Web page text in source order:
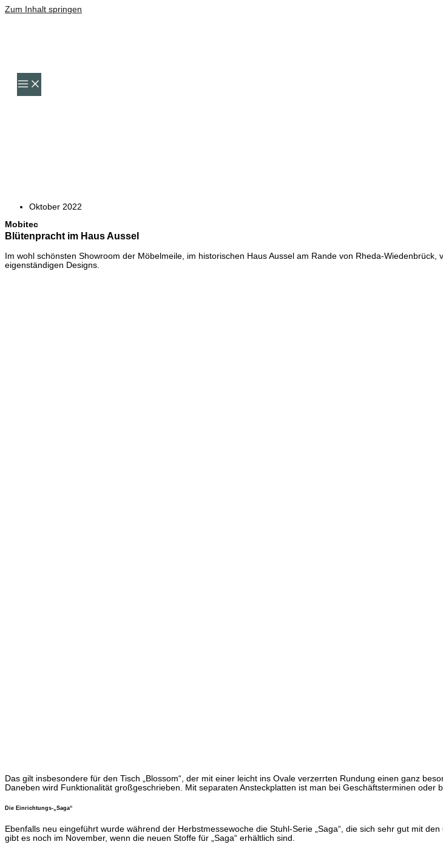
Zum Inhalt springen
Oktober 2022
Mobitec
Blütenpracht im Haus Aussel
Im wohl schönsten Showroom der Möbelmeile, im historischen Haus Aussel am Rande von Rheda-
eigenständigen Designs.
Das gilt insbesondere für den Tisch „Blossom“, der mit einer leicht ins Ovale verzerrten Rundung einen ganz
Daneben wird Funktionalität großgeschrieben. Mit separaten Ansteckplatten ist man bei Geschäftsterminen oder
Die Einrichtungs-„Saga“
Ebenfalls neu eingeführt wurde während der Herbstmessewoche die Stuhl-Serie „Saga“, die sich sehr gut mit
gibt es noch im November, wenn die neuen Stoffe für „Saga“ erhältlich sind.